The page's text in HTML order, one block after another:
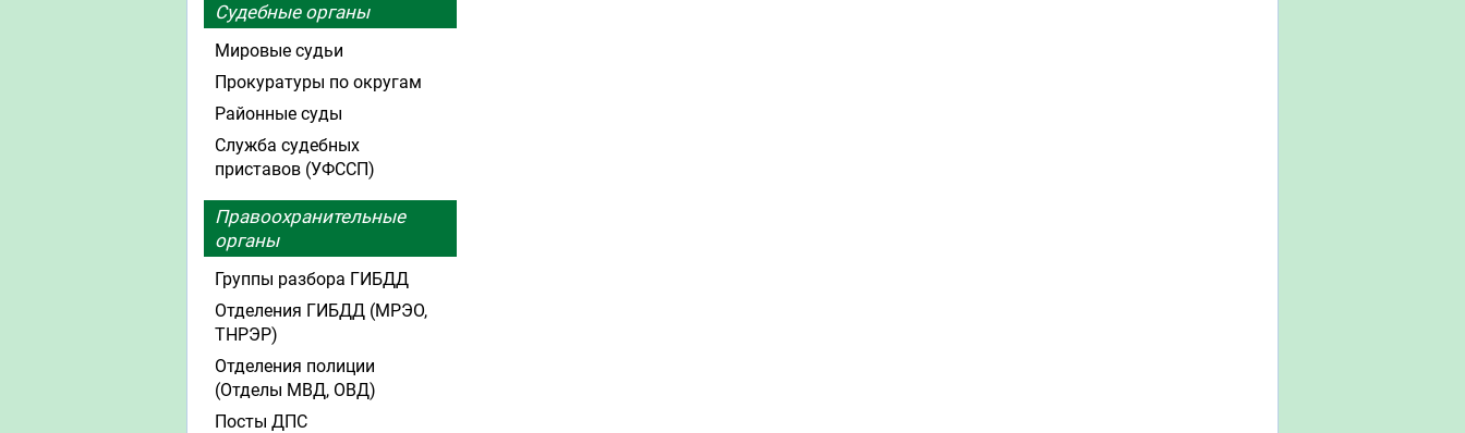
Судебные органы
Мировые судьи
Прокуратуры по округам
Районные суды
Служба судебных
приставов (УФССП)
Правоохранительные
органы
Группы разбора ГИБДД
Отделения ГИБДД (МРЭО,
ТНРЭР)
Отделения полиции
(Отделы МВД, ОВД)
Посты ДПС